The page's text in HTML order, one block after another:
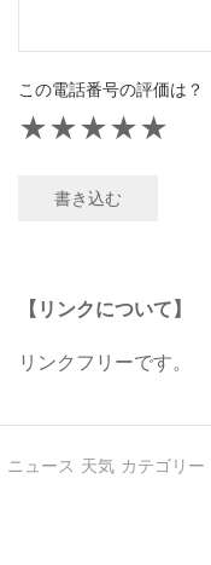
この電話番号の評価は？
★
★
★
★
★
書き込む
【リンクについて】
リンクフリーです。
ニュース 天気 カテゴリー